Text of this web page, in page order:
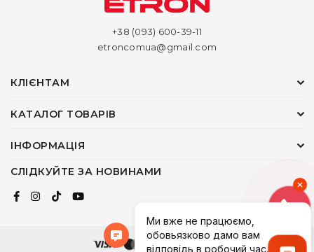
+38 (093) 600-39-11
etroncomua@gmail.com
КЛІЄНТАМ
КАТАЛОГ ТОВАРІВ
ІНФОРМАЦІЯ
СЛІДКУЙТЕ ЗА НОВИНАМИ